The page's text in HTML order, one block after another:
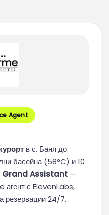
Agent
в с. Баня до
басейна (58°C) и 10
Grand Assistant —
агент с ElevenLabs,
резервации 24/7.